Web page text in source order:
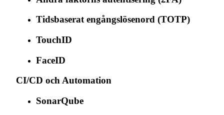
Tidsbaserat engångslösenord (TOTP)
TouchID
FaceID
CI/CD och Automation
SonarQube